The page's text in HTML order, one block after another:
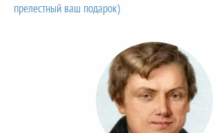
прелестный ваш подарок)